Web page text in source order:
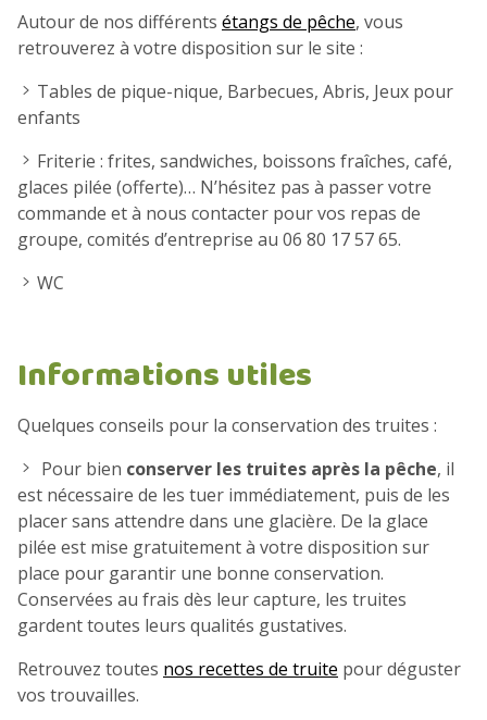
e
n
t
Autour de nos différents étangs de pêche, vous
retrouverez à votre disposition sur le site :
Tables de pique-nique, Barbecues, Abris, Jeux pour
enfants
Friterie : frites, sandwiches, boissons fraîches, café,
glaces pilée (offerte)… N’hésitez pas à passer votre
commande et à nous contacter pour vos repas de
groupe, comités d’entreprise au 06 80 17 57 65.
WC
Informations utiles
Quelques conseils pour la conservation des truites :
Pour bien conserver les truites après la pêche, il
est nécessaire de les tuer immédiatement, puis de les
placer sans attendre dans une glacière. De la glace
pilée est mise gratuitement à votre disposition sur
place pour garantir une bonne conservation.
Conservées au frais dès leur capture, les truites
gardent toutes leurs qualités gustatives.
Retrouvez toutes nos recettes de truite pour déguster
vos trouvailles.